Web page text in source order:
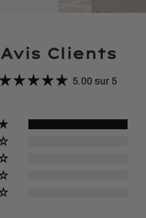
Avis Clients
5.00 sur 5